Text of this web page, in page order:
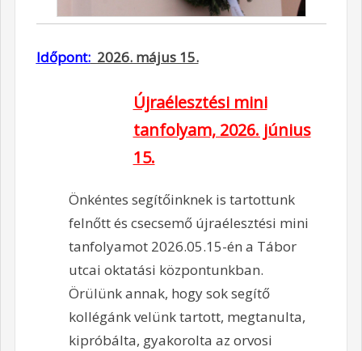
Időpont:2026. május 15.
Újraélesztési mini
tanfolyam, 2026. június
15.
Önkéntes segítőinknek is tartottunk
felnőtt és csecsemő újraélesztési mini
tanfolyamot 2026.05.15-én a Tábor
utcai oktatási központunkban.
Örülünk annak, hogy sok segítő
kollégánk velünk tartott, megtanulta,
kipróbálta, gyakorolta az orvosi